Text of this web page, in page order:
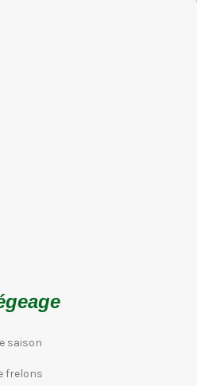
saison
frelons